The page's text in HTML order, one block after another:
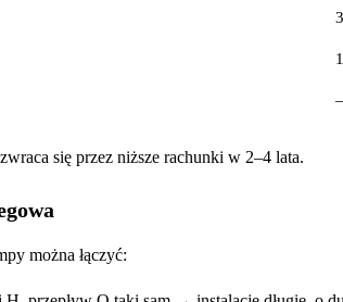
się przez niższe rachunki w 2–4 lata.
można łączyć: